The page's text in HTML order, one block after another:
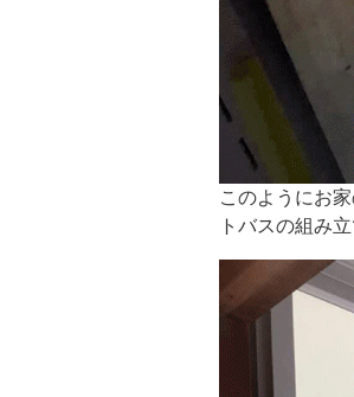
このようにお
トバスの組み